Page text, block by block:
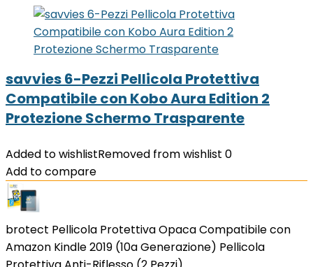
savvies 6-Pezzi Pellicola Protettiva
Compatibile con Kobo Aura Edition 2
Protezione Schermo Trasparente
Added to wishlistRemoved from wishlist 0
Add to compare
brotect Pellicola Protettiva Opaca Compatibile con
Amazon Kindle 2019 (10a Generazione) Pellicola